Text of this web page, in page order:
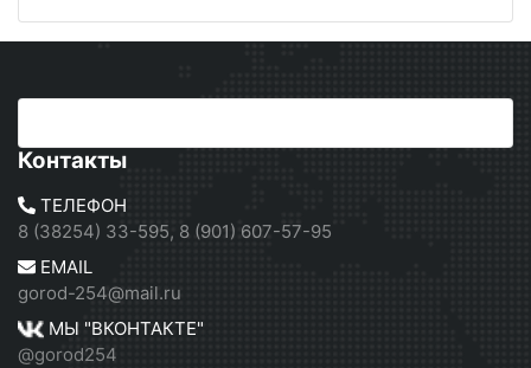
Контакты
ТЕЛЕФОН
8 (38254) 33-595, 8 (901) 607-57-95
EMAIL
gorod-254@mail.ru
МЫ "ВКОНТАКТЕ"
@gorod254